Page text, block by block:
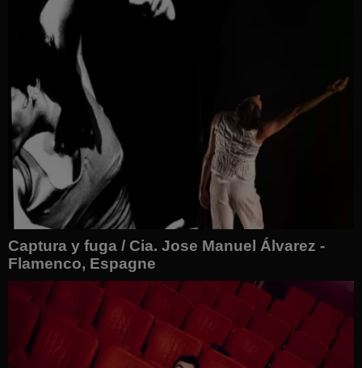
Captura y fuga / Cia. Jose Manuel Álvarez -
Flamenco, Espagne